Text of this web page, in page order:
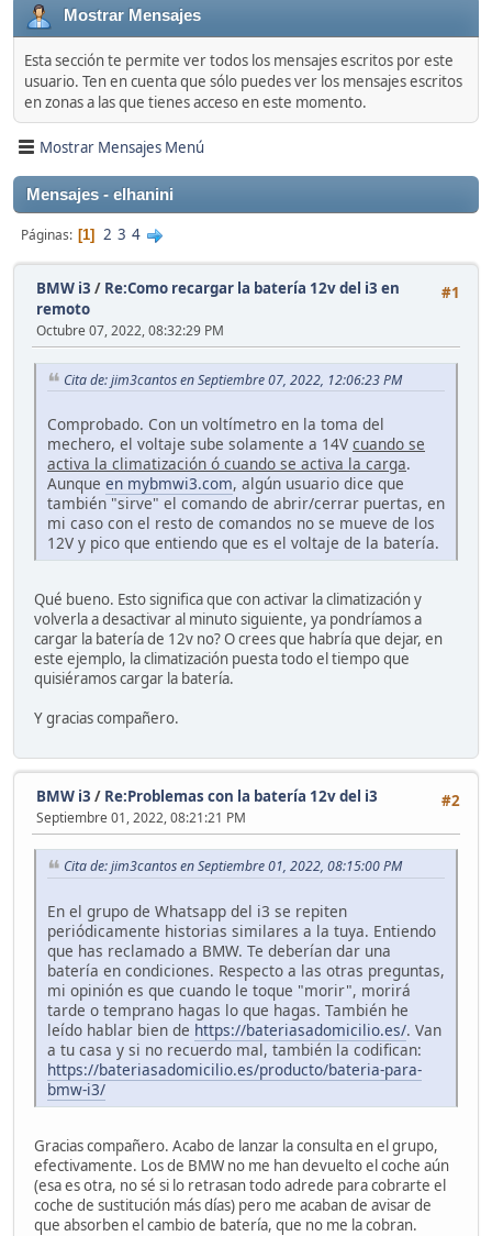
Mostrar Mensajes
Esta sección te permite ver todos los mensajes escritos por este
usuario. Ten en cuenta que sólo puedes ver los mensajes escritos
en zonas a las que tienes acceso en este momento.
Mostrar Mensajes Menú
Mensajes - elhanini
Páginas 1 2 3 4
#1
BMW i3 / Re:Como recargar la batería 12v del i3 en
remoto
Octubre 07, 2022, 08:32:29 PM
Cita de: jim3cantos en Septiembre 07, 2022, 12:06:23 PM
Comprobado. Con un voltímetro en la toma del
mechero, el voltaje sube solamente a 14V cuando se
activa la climatización ó cuando se activa la carga.
Aunque en mybmwi3.com, algún usuario dice que
también "sirve" el comando de abrir/cerrar puertas, en
mi caso con el resto de comandos no se mueve de los
12V y pico que entiendo que es el voltaje de la batería.
Qué bueno. Esto significa que con activar la climatización y
volverla a desactivar al minuto siguiente, ya pondríamos a
cargar la batería de 12v no? O crees que habría que dejar, en
este ejemplo, la climatización puesta todo el tiempo que
quisiéramos cargar la batería.
Y gracias compañero.
#2
BMW i3 / Re:Problemas con la batería 12v del i3
Septiembre 01, 2022, 08:21:21 PM
Cita de: jim3cantos en Septiembre 01, 2022, 08:15:00 PM
En el grupo de Whatsapp del i3 se repiten
periódicamente historias similares a la tuya. Entiendo
que has reclamado a BMW. Te deberían dar una
batería en condiciones. Respecto a las otras preguntas,
mi opinión es que cuando le toque "morir", morirá
tarde o temprano hagas lo que hagas. También he
leído hablar bien de https://bateriasadomicilio.es/. Van
a tu casa y si no recuerdo mal, también la codifican:
https://bateriasadomicilio.es/producto/bateria-para-
bmw-i3/
Gracias compañero. Acabo de lanzar la consulta en el grupo,
efectivamente. Los de BMW no me han devuelto el coche aún
(esa es otra, no sé si lo retrasan todo adrede para cobrarte el
coche de sustitución más días) pero me acaban de avisar de
que absorben el cambio de batería, que no me la cobran.